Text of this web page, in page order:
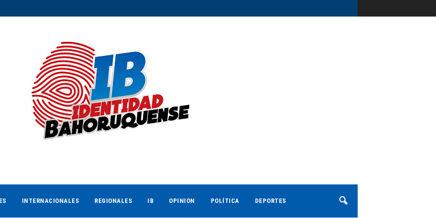
INTERNACIONALES REGIONALES IB OPINION POLÍTICA DEPORTES